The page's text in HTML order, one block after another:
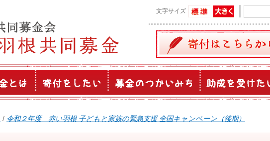
文字サイズ
/ 令和２年度 赤い羽根 子どもと家族の緊急支援 全国キャンペーン（後期）